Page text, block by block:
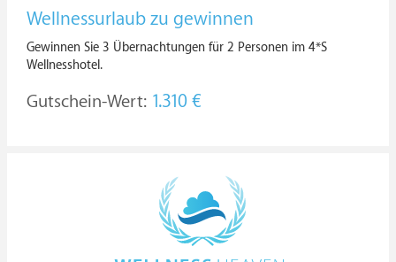
Wellnessurlaub zu gewinnen
Gewinnen Sie 3 Übernachtungen für 2 Personen im 4*S
Wellnesshotel.
Gutschein-Wert: 1.310 €